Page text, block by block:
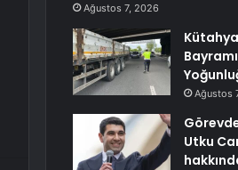
Ağustos 7, 2026
Ağustos
Utku